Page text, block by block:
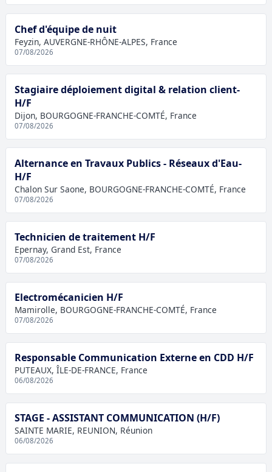
Chef d'équipe de nuit
Feyzin, AUVERGNE-RHÔNE-ALPES, France
07/08/2026
Stagiaire déploiement digital & relation client-
H/F
Dijon, BOURGOGNE-FRANCHE-COMTÉ, France
07/08/2026
Alternance en Travaux Publics - Réseaux d'Eau-
H/F
Chalon Sur Saone, BOURGOGNE-FRANCHE-COMTÉ, France
07/08/2026
Technicien de traitement H/F
Epernay, Grand Est, France
07/08/2026
Electromécanicien H/F
Mamirolle, BOURGOGNE-FRANCHE-COMTÉ, France
07/08/2026
Responsable Communication Externe en CDD H/F
PUTEAUX, ÎLE-DE-FRANCE, France
06/08/2026
STAGE - ASSISTANT COMMUNICATION (H/F)
SAINTE MARIE, REUNION, Réunion
06/08/2026